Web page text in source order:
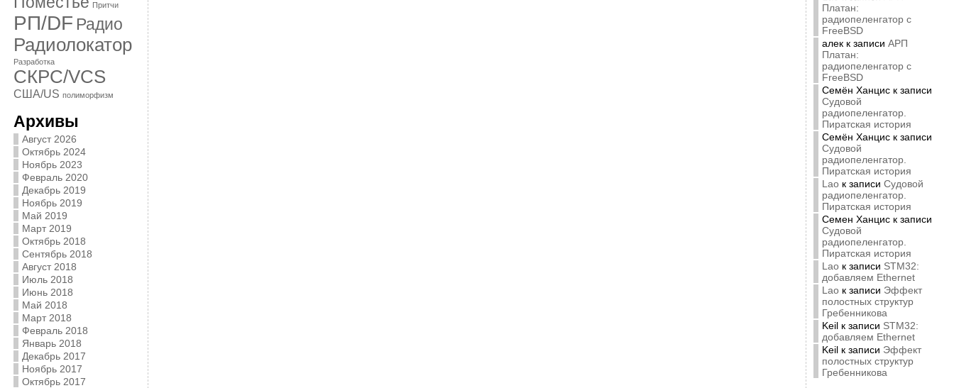
Притчи
РП/DF Радио
Радиолокатор
Разработка
СКРС/VCS
США/US полиморфизм
Архивы
Август 2026
Октябрь 2024
Ноябрь 2023
Февраль 2020
Декабрь 2019
Ноябрь 2019
Май 2019
Март 2019
Октябрь 2018
Сентябрь 2018
Август 2018
Июль 2018
Июнь 2018
Май 2018
Март 2018
Февраль 2018
Январь 2018
Декабрь 2017
Ноябрь 2017
Октябрь 2017
Платан:
радиопеленгатор с
FreeBSD
алекк записи АРП
Платан:
радиопеленгатор с
FreeBSD
Семён Ханциск записи
Судовой
радиопеленгатор.
Пиратская история
Семён Ханциск записи
Судовой
радиопеленгатор.
Пиратская история
Laoк записи Судовой
радиопеленгатор.
Пиратская история
Семен Ханциск записи
Судовой
радиопеленгатор.
Пиратская история
Laoк записи STM32:
добавляем Ethernet
Laoк записи Эффект
полостных структур
Гребенникова
Keilк записи STM32:
добавляем Ethernet
Keilк записи Эффект
полостных структур
Гребенникова